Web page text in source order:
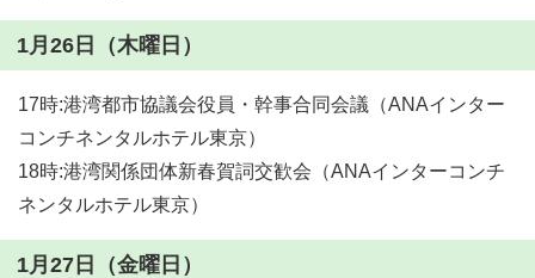
1月26日（木曜日）
17時:港湾都市協議会役員・幹事合同会議（ANAインター
コンチネンタルホテル東京）
18時:港湾関係団体新春賀詞交歓会（ANAインターコンチ
ネンタルホテル東京）
1月27日（金曜日）